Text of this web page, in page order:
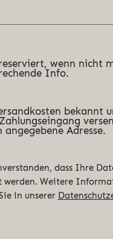
wenn nicht
Info.
bekannt
Adresse.
dass Ihre
werden. Weitere
in unserer